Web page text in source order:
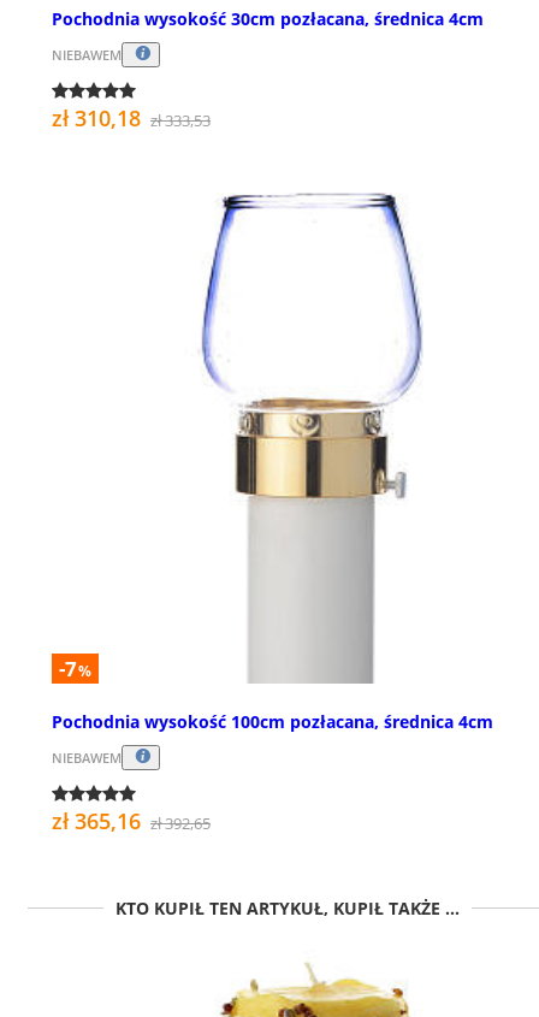
Pochodnia wysokość 30cm pozłacana, średnica 4cm
NIEBAWEM
zł 310,18 zł 333,53
-7%
Pochodnia wysokość 100cm pozłacana, średnica 4cm
NIEBAWEM
zł 365,16 zł 392,65
KTO KUPIŁ TEN ARTYKUŁ, KUPIŁ TAKŻE ...